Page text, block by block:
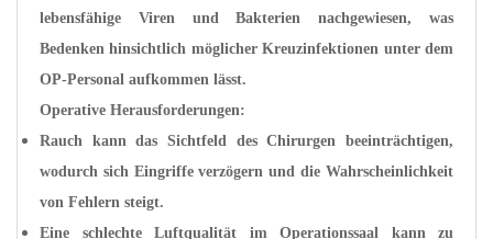
lebensfähige Viren und Bakterien nachgewiesen, was
Bedenken hinsichtlich möglicher Kreuzinfektionen unter dem
OP-Personal aufkommen lässt.
Operative Herausforderungen:
Rauch kann das Sichtfeld des Chirurgen beeinträchtigen,
wodurch sich Eingriffe verzögern und die Wahrscheinlichkeit
von Fehlern steigt.
Eine schlechte Luftqualität im Operationssaal kann zu